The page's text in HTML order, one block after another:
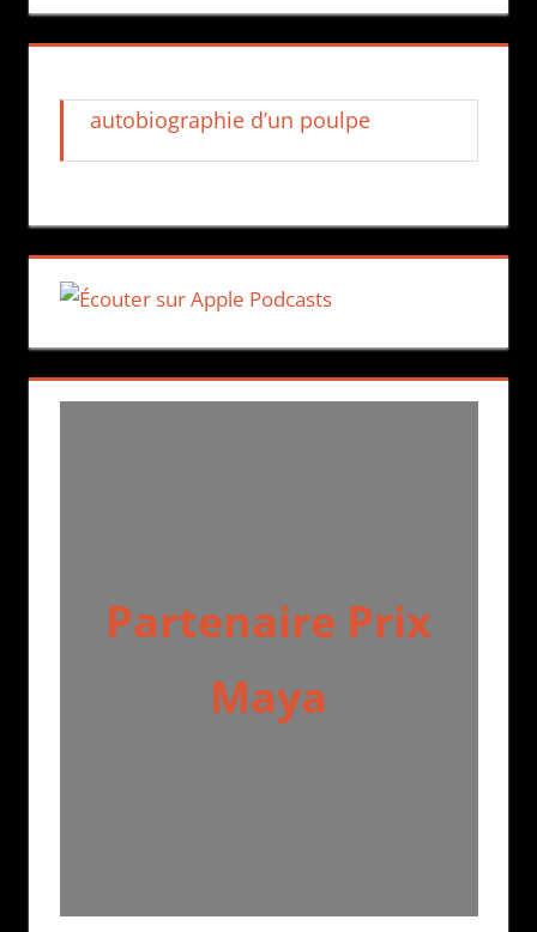
autobiographie d’un poulpe
Partenaire Prix
Maya